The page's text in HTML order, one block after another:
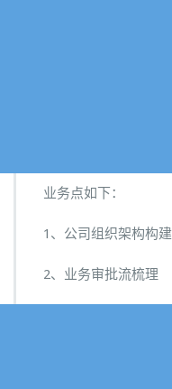
业务点如下：
1、公司组织架构构建
2、业务审批流梳理